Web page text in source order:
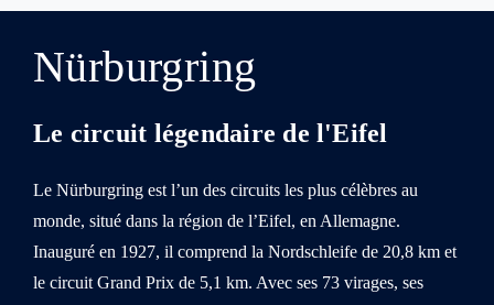
Nürburgring
Le circuit légendaire de l'Eifel
Le Nürburgring est l’un des circuits les plus célèbres au
monde, situé dans la région de l’Eifel, en Allemagne.
Inauguré en 1927, il comprend la Nordschleife de 20,8 km et
le circuit Grand Prix de 5,1 km. Avec ses 73 virages, ses